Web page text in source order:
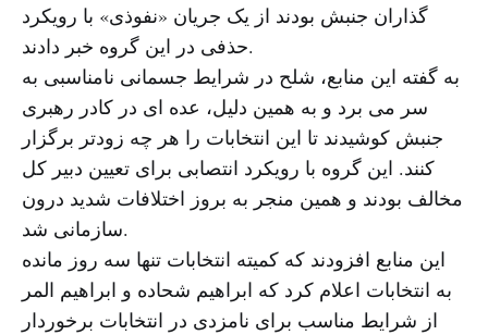
گذاران جنبش بودند از یک جریان «نفوذی» با رویکرد
حذفی در این گروه خبر دادند.
به گفته این منابع، شلح در شرایط جسمانی نامناسبی به
سر می برد و به همین دلیل، عده ای در کادر رهبری
جنبش کوشیدند تا این انتخابات را هر چه زودتر برگزار
کنند. این گروه با رویکرد انتصابی برای تعیین دبیر کل
مخالف بودند و همین منجر به بروز اختلافات شدید درون
سازمانی شد.
این منابع افزودند که کمیته انتخابات تنها سه روز مانده
به انتخابات اعلام کرد که ابراهیم شحاده و ابراهیم المر
از شرایط مناسب برای نامزدی در انتخابات برخوردار